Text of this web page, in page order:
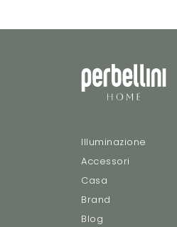
Illuminazione
Accessori
Casa
Brand
Blog